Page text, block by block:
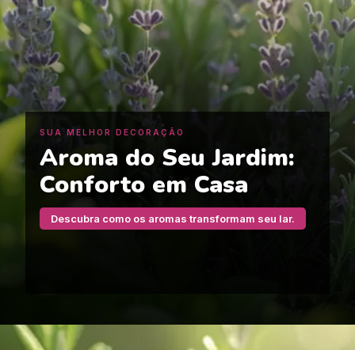
SUA MELHOR DECORAÇÃO
Aroma do Seu Jardim:
Conforto em Casa
Descubra como os aromas transformam seu lar.